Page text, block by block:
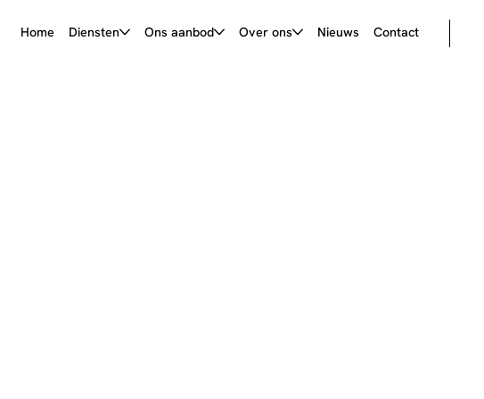
Home Diensten Ons aanbod Over ons Nieuws Contact